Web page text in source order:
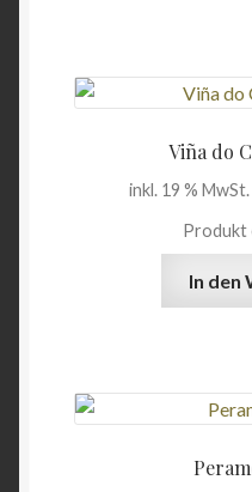
Viña do
inkl. 19 % MwSt.
Produkt
In den